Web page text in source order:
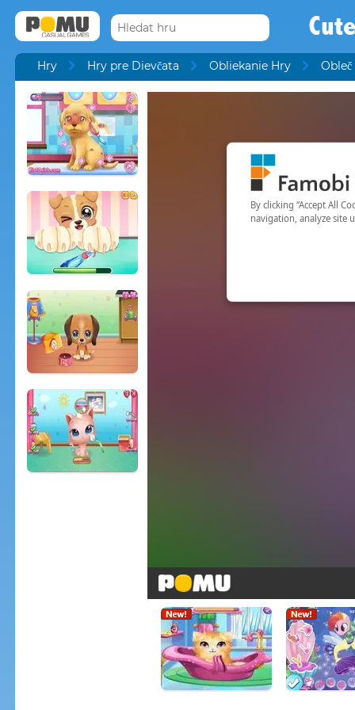
Hry Hry pre Dievčata Obliekanie Hry